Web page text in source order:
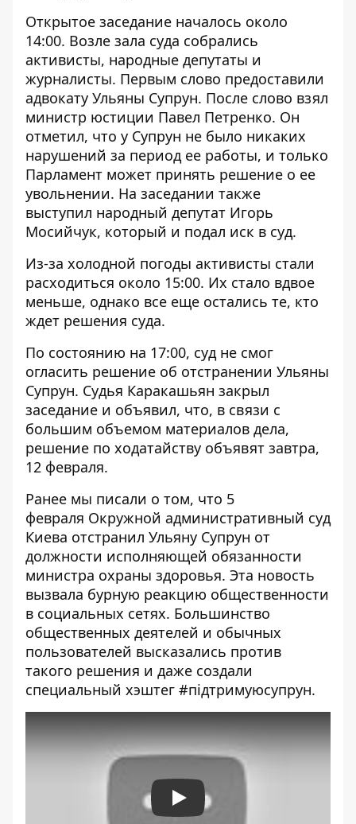
Открытое заседание началось около
14:00. Возле зала суда собрались
активисты, народные депутаты и
журналисты. Первым слово предоставили
адвокату Ульяны Супрун. После слово взял
министр юстиции Павел Петренко. Он
отметил, что у Супрун не было никаких
нарушений за период ее работы, и только
Парламент может принять решение о ее
увольнении. На заседании также
выступил народный депутат Игорь
Мосийчук, который и подал иск в суд.
Из-за холодной погоды активисты стали
расходиться около 15:00. Их стало вдвое
меньше, однако все еще остались те, кто
ждет решения суда.
По состоянию на 17:00, суд не смог
огласить решение об отстранении Ульяны
Супрун. Судья Каракашьян закрыл
заседание и объявил, что, в связи с
большим объемом материалов дела,
решение по ходатайству объявят завтра,
12 февраля.
Ранее мы писали о том, что 5
февраля Окружной административный суд
Киева отстранил Ульяну Супрун от
должности исполняющей обязанности
министра охраны здоровья. Эта новость
вызвала бурную реакцию общественности
в социальных сетях. Большинство
общественных деятелей и обычных
пользователей высказались против
такого решения и даже создали
специальный хэштег #підтримуюсупрун.
Play